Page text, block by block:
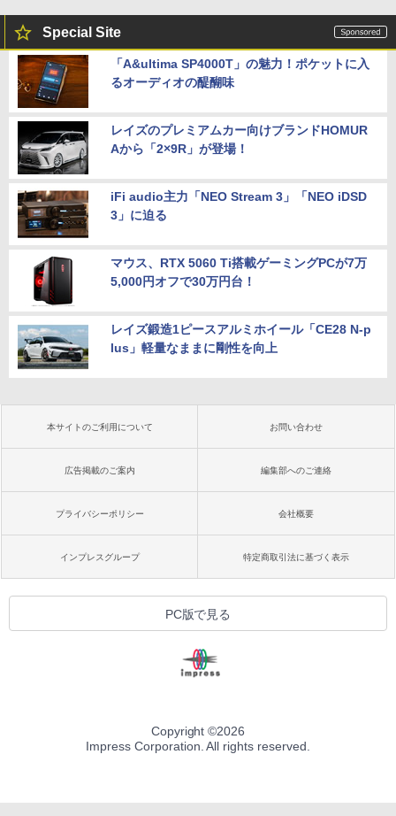
Special Site
「A&ultima SP4000T」の魅力！ポケットに入
るオーディオの醍醐味
レイズのプレミアムカー向けブランドHOMUR
Aから「2×9R」が登場！
iFi audio主力「NEO Stream 3」「NEO iDSD
3」に迫る
マウス、RTX 5060 Ti搭載ゲーミングPCが7万
5,000円オフで30万円台！
レイズ鍛造1ピースアルミホイール「CE28 N-p
lus」軽量なままに剛性を向上
本サイトのご利用について お問い合わせ
広告掲載のご案内 編集部へのご連絡
プライバシーポリシー 会社概要
インプレスグループ 特定商取引法に基づく表示
PC版で見る
Copyright ©2026
Impress Corporation. All rights reserved.